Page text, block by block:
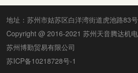
地址：苏州市姑苏区白洋湾街道虎池路83
Copyright @ 2016-2021 苏州天音腾达机
苏州博勤贸易有限公司
苏ICP备10218728号-1